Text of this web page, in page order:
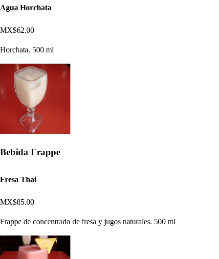
Agua Horchata
MX$62.00
Horchata. 500 ml
Bebida Frappe
Fresa Thai
MX$85.00
Frappe de concentrado de fresa y jugos naturales. 500 ml